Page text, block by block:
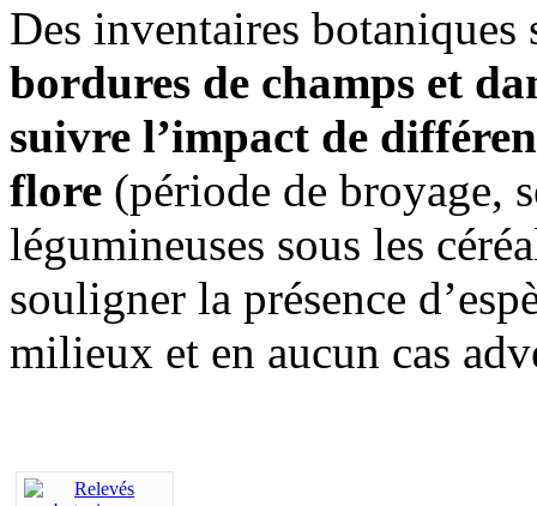
Des inventaires
bordures de champs et
suivre l’impact de
flore (période de broyage,
légumineuses sous les
souligner la présence
milieux et en aucun cas